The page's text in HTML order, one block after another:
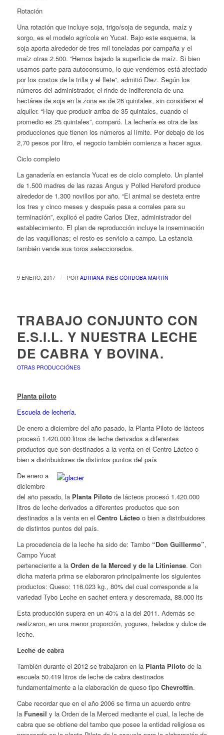
Rotación
Una rotación que incluye soja, trigo/soja de segunda, maíz y
sorgo, es el modelo agrícola en Yucat. Bajo este esquema, la
soja aporta alrededor de tres mil toneladas por campaña y el
maíz otras 2.500. “Hemos bajado la superficie de maíz. Si bien
usamos parte para autoconsumo, lo que vendemos está afectado
por los costos de la trilla y el flete”, admitió Diez. Según los
números del administrador, el rinde de indiferencia de una
hectárea de soja en la zona es de 26 quintales, sin considerar el
alquiler. “Hay que producir arriba de 35 quintales, cuando el
promedio es 25 quintales”, comparó. La lechería es otra de las
producciones que tienen los números al límite. Por debajo de los
2,70 pesos por litro, el negocio también comienza a hacer agua.
Ciclo completo
La ganadería en estancia Yucat es de ciclo completo. Un plantel
de 1.500 madres de las razas Angus y Polled Hereford produce
alrededor de 1.300 novillos por año. “El animal se desteta entre
los tres y cinco meses y después pasa a corrales para su
terminación”, explicó el padre Carlos Diez, administrador del
establecimiento. El plan de reproducción incluye la inseminación
de las vaquillonas; el resto es servicio a campo. La estancia
también vende sus toros seleccionados.
9 ENERO, 2017 / POR ADRIANA INÉS CÓRDOBA MARTÍN
TRABAJO CONJUNTO CON
E.S.I.L. Y NUESTRA LECHE
DE CABRA Y BOVINA.
OTRAS PRODUCCIÓNES
Planta piloto
Escuela de lechería.
De enero a diciembre del año pasado, la Planta Piloto de lácteos
procesó 1.420.000 litros de leche derivados a diferentes
productos que son destinados a la venta en el Centro Lácteo o
bien a distribuidores de distintos puntos del país
De enero a
diciembre
del año pasado, la Planta Pilotode lácteos procesó 1.420.000
litros de leche derivados a diferentes productos que son
destinados a la venta en el Centro Lácteoo bien a distribuidores
de distintos puntos del país.
La procedencia de la leche ha sido de: Tambo“Don Guillermo”,
Campo Yucat
perteneciente a la Orden de la Merced y de la Litiniense. Con
dicha materia prima se elaboraron principalmente los siguientes
productos: Queso: 116.023 kg., 80% del cual corresponde a la
variedad Tybo Leche en sachet entera y descremada, 88.000 lts
Esta producción supera en un 40% a la del 2011. Además se
realizaron, en una menor proporción, yogures, helados y dulce de
leche.
Leche de cabra
También durante el 2012 se trabajaron en la Planta Pilotode la
escuela 50.419 litros de leche de cabra destinados
fundamentalmente a la elaboración de queso tipo Chevrottin.
Cabe recordar que en el año 2006 se firma un acuerdo entre
la Funesil y la Orden de la Merced mediante el cual, la leche de
cabra que se obtiene del tambo que posee la entidad religiosa es